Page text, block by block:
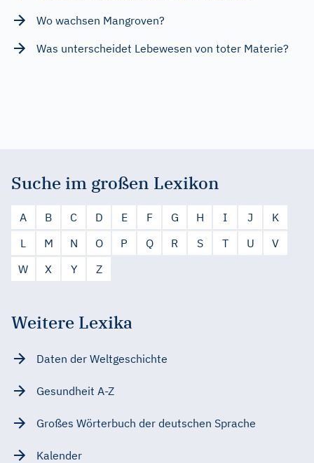
Wo wachsen Mangroven?
Was unterscheidet Lebewesen von toter Materie?
Suche im großen Lexikon
A B C D E F G H I J
K
L
M N O P Q R S T U
V
W
X Y Z
Weitere Lexika
Daten der Weltgeschichte
Gesundheit A-Z
Großes Wörterbuch der deutschen Sprache
Kalender